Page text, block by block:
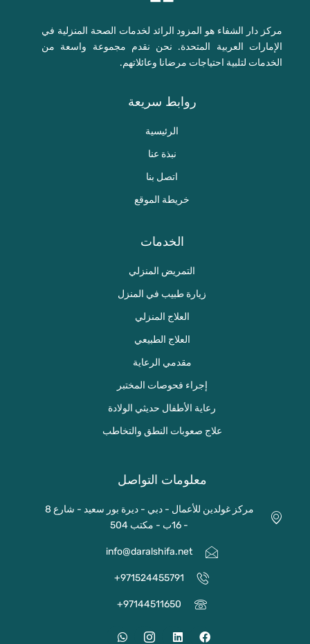
مركز دار الشفاء هو المزود الرائد لخدمات الصحة المنزلية في
الإمارات العربية المتحدة. نحن نقدم مجموعة واسعة من
الخدمات لتلبية احتياجات مرضانا وعائلاتهم.
روابط سريعة
الرئيسية
نبذة عنا
اتصل بنا
خريطة الموقع
الخدمات
التمريض المنزلي
زيارة طبيب في المنزل
العلاج المنزلي
العلاج الطبيعي
مقدمي الرعاية
إجراء فحوصات المختبر
رعاية الأطفال حديثي الولادة
علاج صعوبات النطق والتخاطب
معلومات التواصل
مركز غولدين للأعمال - دبي - ديرة بور سعيد - شارع 8
- 16ب - مكتب 504
info@daralshifa.net
971524455791⁩+
97144511650+